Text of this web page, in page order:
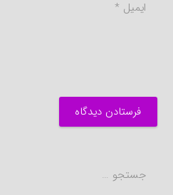
فرستادن دیدگاه
برای: